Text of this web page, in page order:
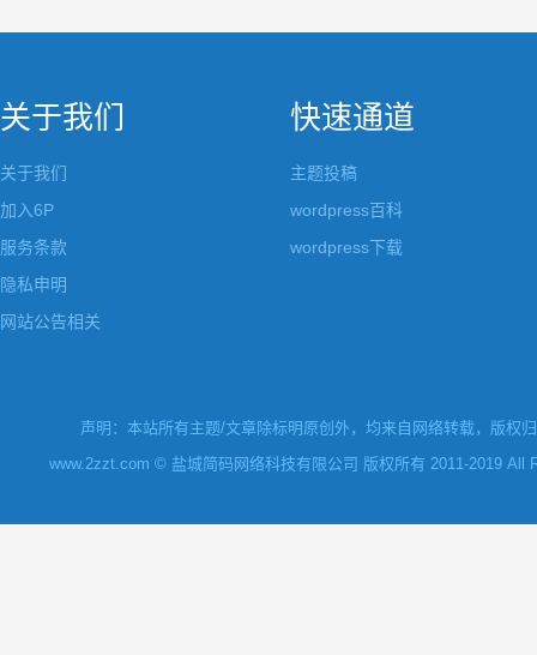
关于我们
关于我们
加入6P
服务条款
隐私申明
网站公告相关
快速通道
主题投稿
wordpress百科
wordpress下载
声明：本站所有主题/文章除标明原创外，均来自网络转载，版权
www.2zzt.com © 盐城简码网络科技有限公司 版权所有 2011-2019